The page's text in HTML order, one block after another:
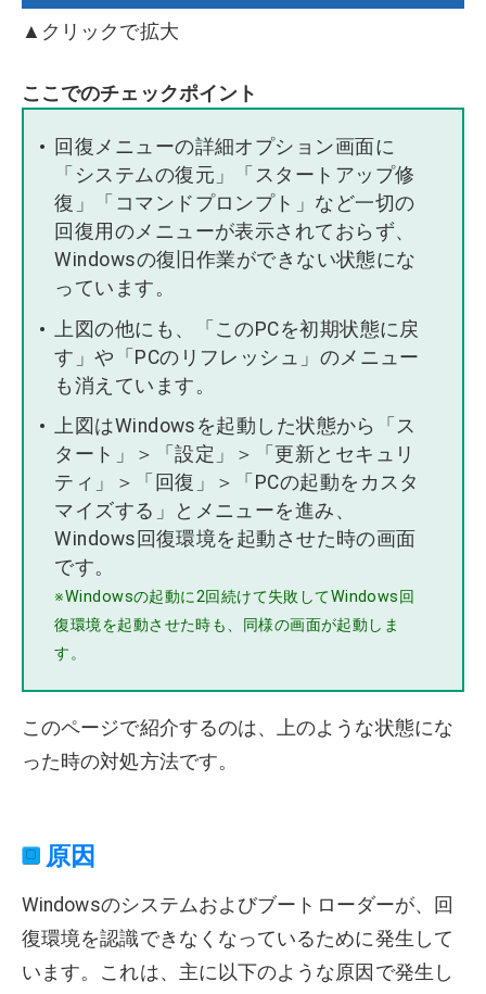
▲クリックで拡大
ここでのチェックポイント
回復メニューの詳細オプション画面に
「システムの復元」「スタートアップ修
復」「コマンドプロンプト」など一切の
回復用のメニューが表示されておらず、
Windowsの復旧作業ができない状態にな
っています。
上図の他にも、「このPCを初期状態に戻
す」や「PCのリフレッシュ」のメニュー
も消えています。
上図はWindowsを起動した状態から「ス
タート」＞「設定」＞「更新とセキュリ
ティ」＞「回復」＞「PCの起動をカスタ
マイズする」とメニューを進み、
Windows回復環境を起動させた時の画面
です。
※Windowsの起動に2回続けて失敗してWindows回
復環境を起動させた時も、同様の画面が起動しま
す。
このページで紹介するのは、上のような状態にな
った時の対処方法です。
原因
Windowsのシステムおよびブートローダーが、回
復環境を認識できなくなっているために発生して
います。これは、主に以下のような原因で発生し